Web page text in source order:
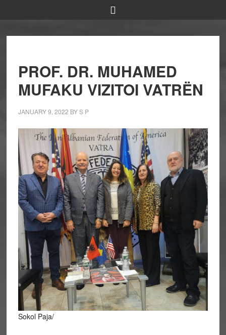
PROF. DR. MUHAMED
MUFAKU VIZITOI VATRËN
JANUARY 9, 2022 BYS P
Sokol Paja/